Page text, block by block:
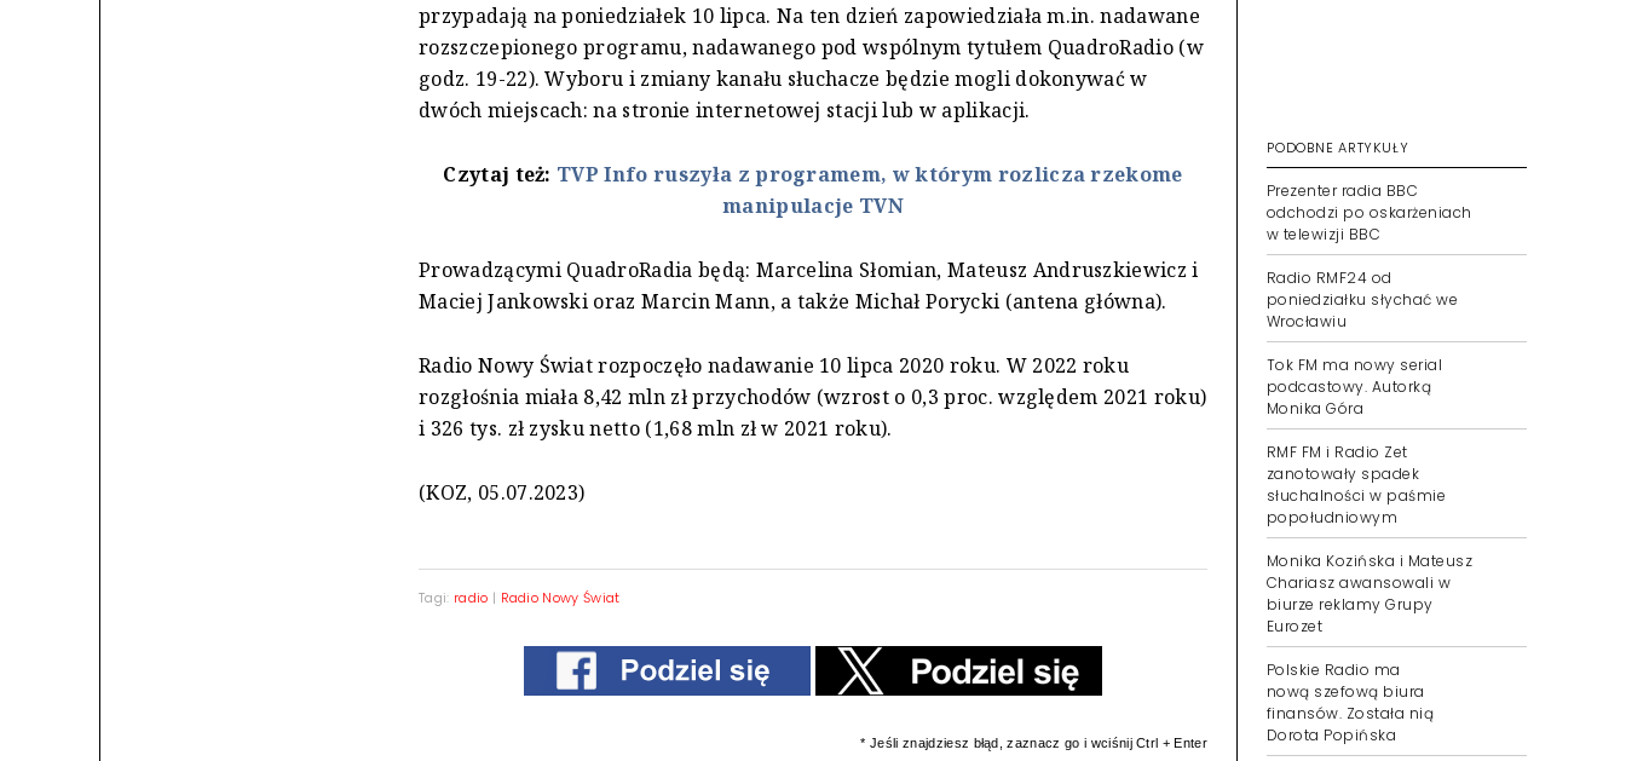
przypadają na poniedziałek 10 lipca. Na ten dzień zapowiedziała m.in. nadawane
rozszczepionego programu, nadawanego pod wspólnym tytułem QuadroRadio (w
godz. 19-22). Wyboru i zmiany kanału słuchacze będzie mogli dokonywać w
dwóch miejscach: na stronie internetowej stacji lub w aplikacji.
Czytaj też: TVP Info ruszyła z programem, w którym rozlicza rzekome
manipulacje TVN
Prowadzącymi QuadroRadia będą: Marcelina Słomian, Mateusz Andruszkiewicz i
Maciej Jankowski oraz Marcin Mann, a także Michał Porycki (antena główna).
Radio Nowy Świat rozpoczęło nadawanie 10 lipca 2020 roku. W 2022 roku
rozgłośnia miała 8,42 mln zł przychodów (wzrost o 0,3 proc. względem 2021 roku)
i 326 tys. zł zysku netto (1,68 mln zł w 2021 roku).
(KOZ, 05.07.2023)
Tagi: radio | Radio Nowy Świat
* Jeśli znajdziesz błąd, zaznacz go i wciśnij Ctrl + Enter
PODOBNE ARTYKUŁY
Prezenter radia BBC
odchodzi po oskarżeniach
w telewizji BBC
Radio RMF24 od
poniedziałku słychać we
Wrocławiu
Tok FM ma nowy serial
podcastowy. Autorką
Monika Góra
RMF FM i Radio Zet
zanotowały spadek
słuchalności w paśmie
popołudniowym
Monika Kozińska i Mateusz
Chariasz awansowali w
biurze reklamy Grupy
Eurozet
Polskie Radio ma
nową szefową biura
finansów. Została nią
Dorota Popińska